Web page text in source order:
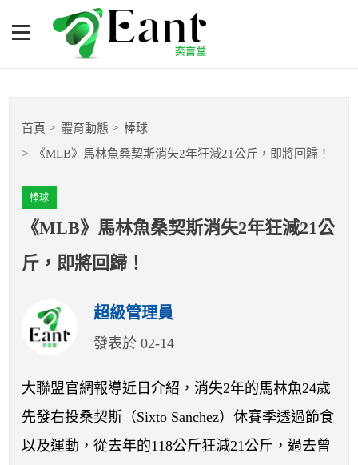
《MLB》馬林魚桑契斯消失
2年狂減21公斤，即將回
籃球
球隊數據
運彩報報
明星分析師
首頁 體育動態 棒球
《MLB》馬林魚桑契斯消失2年狂減21公斤，即將回歸！
棒球
《MLB》馬林魚桑契斯消失2年狂減21公
斤，即將回歸！
超級管理員
發表於 02-14
大聯盟官網報導近日介紹，消失2年的馬林魚24歲
先發右投桑契斯（Sixto Sanchez）休賽季透過節食
以及運動，從去年的118公斤狂減21公斤，過去曾